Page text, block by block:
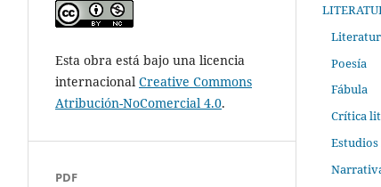
Esta obra está bajo una licencia
internacional Creative Commons
Atribución-NoComercial 4.0.
PDF
Poesía
Fábula
Crítica